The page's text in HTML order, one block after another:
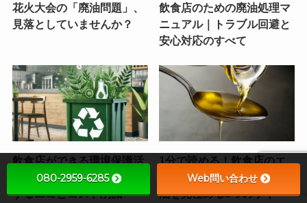
花火大会の「廃油問題」、
見落としていませんか？
飲食店のための廃油処理マ
ニュアル｜トラブル回避と
安心対応のすべて
飲食店ができる環境保護活
動とは？廃食油回収で実現
するエコとコスト削減
1分で読める！飲食店のエ
コ豆知識 Vol.2「酸化した
油を見極める3つのサイ
080-2959-6285 Web問い合わせ